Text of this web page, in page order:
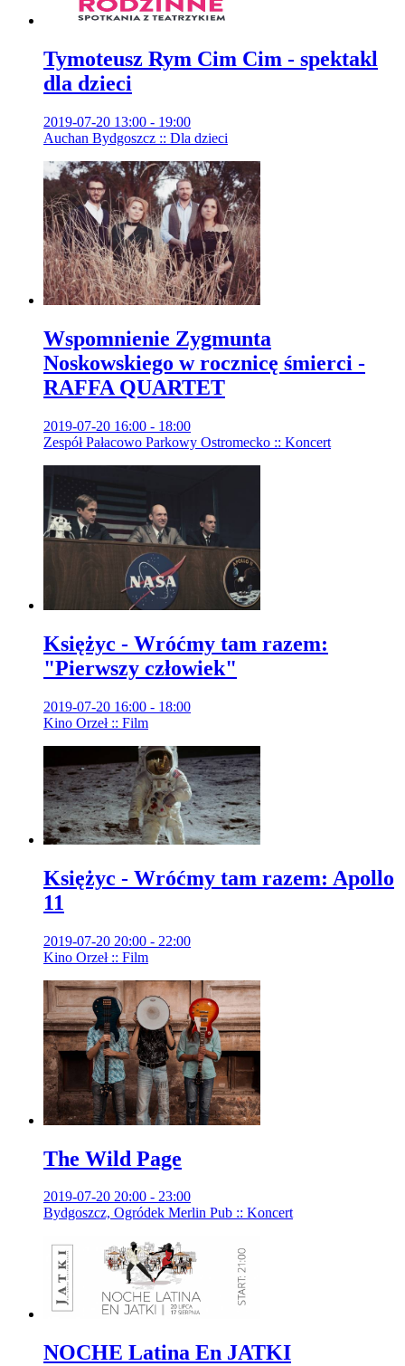
Tymoteusz Rym Cim Cim - spektakl
dla dzieci
2019-07-20 13:00 - 19:00
Auchan Bydgoszcz :: Dla dzieci
Wspomnienie Zygmunta
Noskowskiego w rocznicę śmierci -
RAFFA QUARTET
2019-07-20 16:00 - 18:00
Zespół Pałacowo Parkowy Ostromecko :: Koncert
Księżyc - Wróćmy tam razem:
"Pierwszy człowiek"
2019-07-20 16:00 - 18:00
Kino Orzeł :: Film
Księżyc - Wróćmy tam razem: Apollo
11
2019-07-20 20:00 - 22:00
Kino Orzeł :: Film
The Wild Page
2019-07-20 20:00 - 23:00
Bydgoszcz, Ogródek Merlin Pub :: Koncert
NOCHE Latina En JATKI